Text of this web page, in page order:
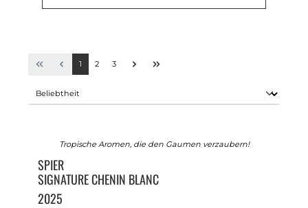
1 2 3
Tropische Aromen, die den Gaumen verzaubern!
SPIER
SIGNATURE CHENIN BLANC
2025